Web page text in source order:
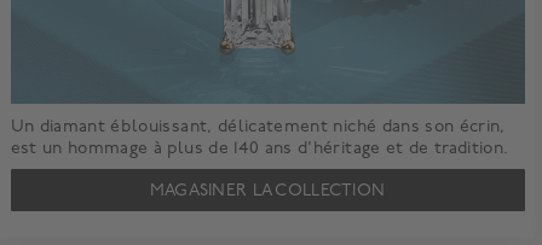
Un diamant éblouissant, délicatement niché dans son écrin,
est un hommage à plus de 140 ans d'héritage et de tradition.
MAGASINER LA COLLECTION